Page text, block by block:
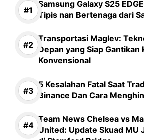
Samsung Galaxy S25
Tipis nan Bertenaga dari
Transportasi Maglev:
Depan yang Siap Gantikan
Konvensional
5 Kesalahan Fatal Saat
Binance Dan Cara
Team News Chelsea vs
United: Update Skuad MU